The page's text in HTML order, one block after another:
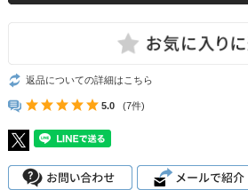
返品についての詳細はこちら
5.0 (7件)